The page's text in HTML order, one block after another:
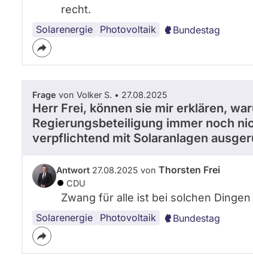
recht.
Solarenergie Photovoltaik Bundestag
Frage von Volker S. • 27.08.2025
Herr Frei, können sie mir erklären,
Regierungsbeteiligung immer noch
verpflichtend mit Solaranlagen
Antwort 27.08.2025 von Thorsten Frei
CDU
Zwang für alle ist bei solchen
Solarenergie Photovoltaik Bundestag